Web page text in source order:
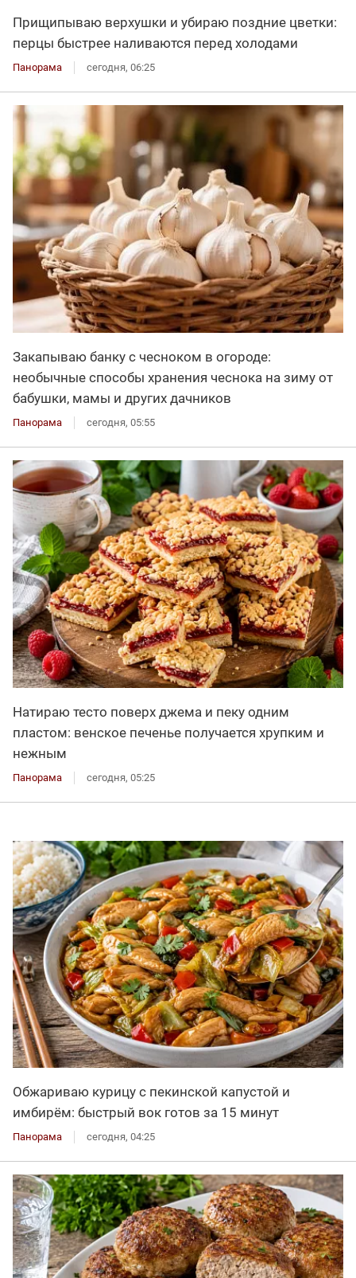
Прищипываю верхушки и убираю поздние цветки:
перцы быстрее наливаются перед холодами
Панорама сегодня, 06:25
Закапываю банку с чесноком в огороде:
необычные способы хранения чеснока на зиму от
бабушки, мамы и других дачников
Панорама сегодня, 05:55
Натираю тесто поверх джема и пеку одним
пластом: венское печенье получается хрупким и
нежным
Панорама сегодня, 05:25
Обжариваю курицу с пекинской капустой и
имбирём: быстрый вок готов за 15 минут
Панорама сегодня, 04:25